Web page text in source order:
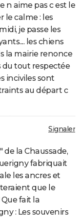
n aime pas c est le
le calme : les
je passe les
les chiens
la mairie renonce
du tout respectée
inciviles sont
au départ c
Signaler
de la Chaussade,
fabriquait
les ancres et
que le
fait la
: Les souvenirs